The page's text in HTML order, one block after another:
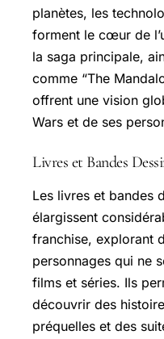
planètes, les
forment le cœur de
la saga principale,
comme “The
offrent une vision
Wars et de ses
Livres et Bandes
Les livres et bandes
élargissent
franchise, explorant
personnages qui ne
films et séries. Ils
découvrir des
préquelles et des